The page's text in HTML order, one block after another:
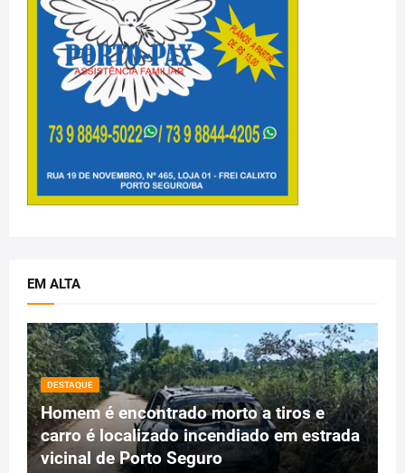
EM ALTA
DESTAQUE
Homem é encontrado morto a tiros e
carro é localizado incendiado em estrada
vicinal de Porto Seguro